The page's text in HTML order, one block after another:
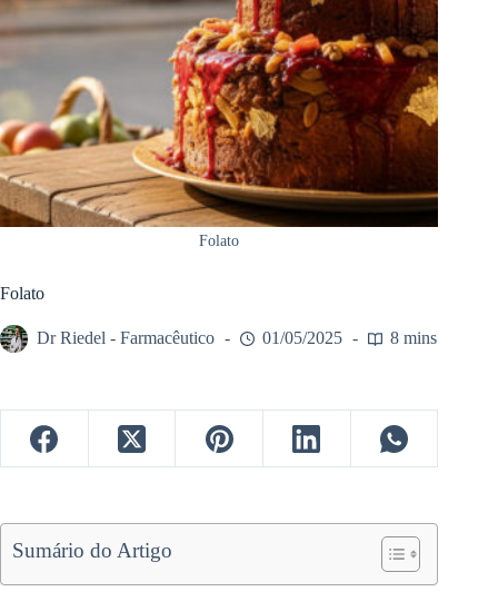
Folato
Folato
Dr Riedel - Farmacêutico 01/05/2025 8 mins
Sumário do Artigo